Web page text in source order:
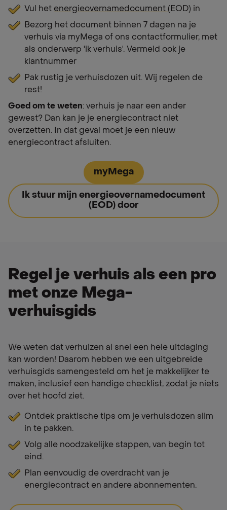
Vul het energieovernamedocument (EOD) in
Bezorg het document binnen 7 dagen na je
verhuis via myMega of ons contactformulier, met
als onderwerp 'ik verhuis'. Vermeld ook je
klantnummer
Pak rustig je verhuisdozen uit. Wij regelen de
rest!
Goed om te weten: verhuis je naar een ander
gewest? Dan kan je je energiecontract niet
overzetten. In dat geval moet je een nieuw
energiecontract afsluiten.
myMega
Ik stuur mijn energieovernamedocument
(EOD) door
Regel je verhuis als een pro
met onze Mega-
verhuisgids
We weten dat verhuizen al snel een hele uitdaging
kan worden! Daarom hebben we een uitgebreide
verhuisgids samengesteld om het je makkelijker te
maken, inclusief een handige checklist, zodat je niets
over het hoofd ziet.
Ontdek praktische tips om je verhuisdozen slim
in te pakken.
Volg alle noodzakelijke stappen, van begin tot
eind.
Plan eenvoudig de overdracht van je
energiecontract en andere abonnementen.